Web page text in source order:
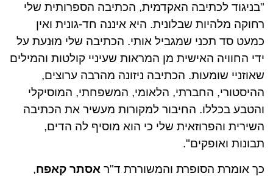
"בניגוד לכתיבה האקדמית, הכתיבה הספרותית שלי
רחוקה מלהיות שבלונית. היא איננה חד-גונית ואין
כמעט סד תכני שמגביל אותי. הכתיבה שלי מוּנעת על
ידי החוויה האישית מן המראות שעיניי קולטות והמילים
שאוזניי שומעות. הכתיבה ניזונה מהרבה ערוצים,
ההיסטורי, החברתי, הלאומי, המשפחתי, המוסיקלי
והטבע בכללו. החיבור למקורות מעשיר את הכתיבה
השירית והפרוזאית שלי כי הוא מוסיף לה הדים,
תבונות ואופקים".
כך אומרת הסופרת והמשוררת ד"ר אסתר קאפח,